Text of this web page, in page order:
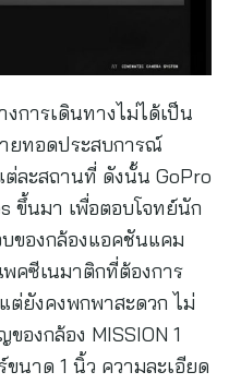
การเดินทางไม่ได้เป็น
ยทอดประสบการณ์
ละสถานที่ ดังนั้น GoPro
ขึ้นมา เพื่อตอบโจทย์นัก
ของกล้องแอคชันแคม
คซีเนมาติกที่ต้องการ
ยังคงพกพาสะดวก ไม่
องกล้อง MISSION 1
นาด 1 นิ้ว ความละเอียด